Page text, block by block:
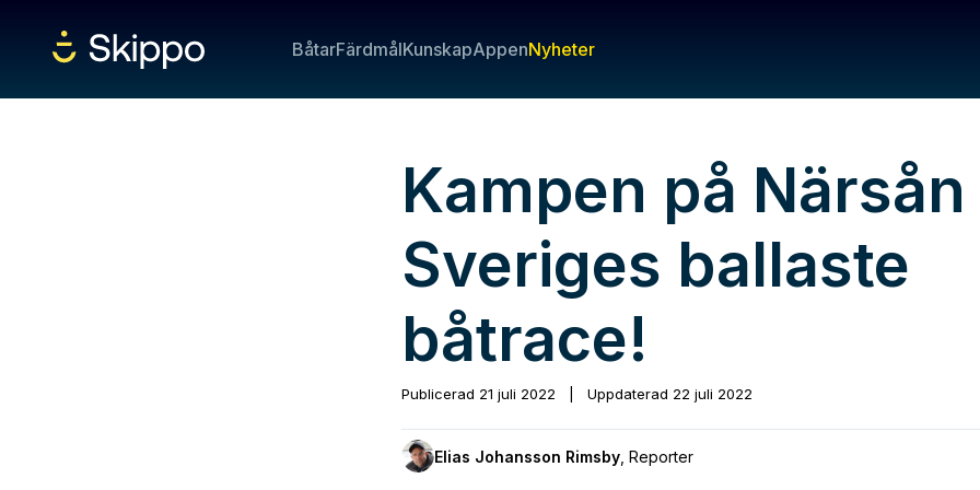
BåtarFärdmålKunskapAppenNyheter
Kampen på Närsån
Sveriges ballaste
båtrace!
Publicerad 21 juli 2022 Uppdaterad 22 juli 2022
Elias Johansson Rimsby Reporter